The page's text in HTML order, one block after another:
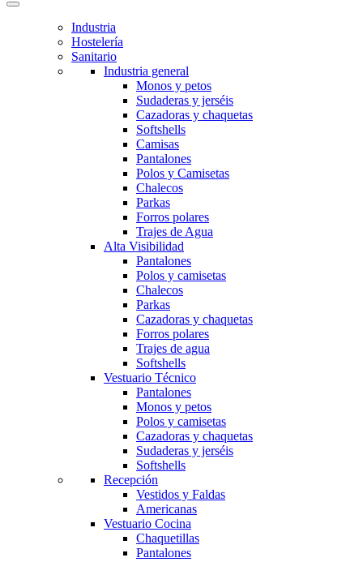
Industria
Hostelería
Sanitario
Industria general
Monos y petos
Sudaderas y jerséis
Cazadoras y chaquetas
Softshells
Camisas
Pantalones
Polos y Camisetas
Chalecos
Parkas
Forros polares
Trajes de Agua
Alta Visibilidad
Pantalones
Polos y camisetas
Chalecos
Parkas
Cazadoras y chaquetas
Forros polares
Trajes de agua
Softshells
Vestuario Técnico
Pantalones
Monos y petos
Polos y camisetas
Cazadoras y chaquetas
Sudaderas y jerséis
Softshells
Recepción
Vestidos y Faldas
Americanas
Vestuario Cocina
Chaquetillas
Pantalones